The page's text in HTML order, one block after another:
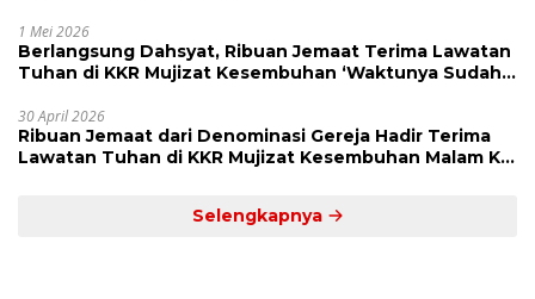
1 Mei 2026
Berlangsung Dahsyat, Ribuan Jemaat Terima Lawatan
Tuhan di KKR Mujizat Kesembuhan ‘Waktunya Sudah
30 April 2026
Ribuan Jemaat dari Denominasi Gereja Hadir Terima
Lawatan Tuhan di KKR Mujizat Kesembuhan Malam Ke
Selengkapnya